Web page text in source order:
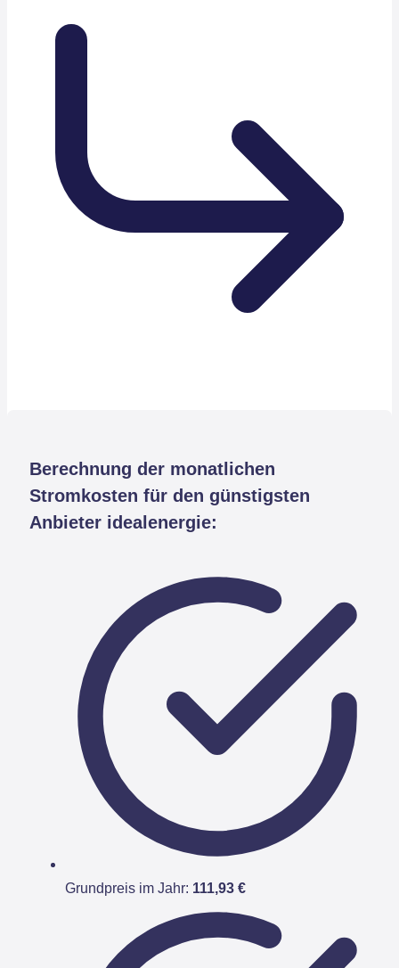
Berechnung der monatlichen
Stromkosten für den günstigsten
Anbieter idealenergie:
Grundpreis im Jahr: 111,93 €